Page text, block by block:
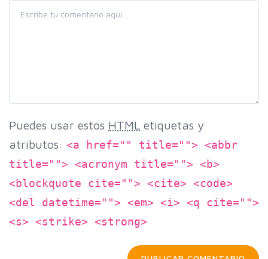
Puedes usar estos HTML etiquetas y
atributos: <a href="" title=""> <abbr
title=""> <acronym title=""> <b>
<blockquote cite=""> <cite> <code>
<del datetime=""> <em> <i> <q cite="">
<s> <strike> <strong>